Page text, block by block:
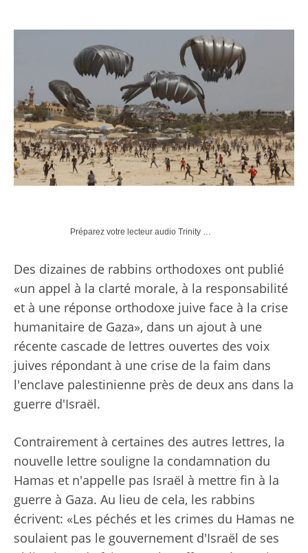
Préparez votre lecteur audio Trinity …
Des dizaines de rabbins orthodoxes ont publié
«un appel à la clarté morale, à la responsabilité
et à une réponse orthodoxe juive face à la crise
humanitaire de Gaza», dans un ajout à une
récente cascade de lettres ouvertes des voix
juives répondant à une crise de la faim dans
l'enclave palestinienne près de deux ans dans la
guerre d'Israël.
Contrairement à certaines des autres lettres, la
nouvelle lettre souligne la condamnation du
Hamas et n'appelle pas Israël à mettre fin à la
guerre à Gaza. Au lieu de cela, les rabbins
écrivent: «Les péchés et les crimes du Hamas ne
soulaient pas le gouvernement d'Israël de ses